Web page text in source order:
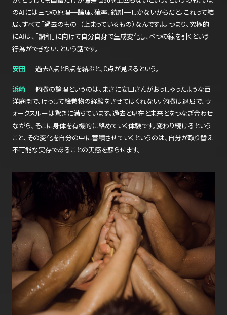
のAIには三つの原理——論理、確率、統計——しかないからだと。これって結
局、すべて「過去のもの」（止まっているもの）なんですよ。つまり、究極的
にAIは、「調和」に向けて自分自身で生成変化し、べつの線を引くという
行為ができない、という話です。
安田 過去A点とB点を結ぶと、C点が見えるという。
浜崎
俯瞰の論理というのは、まさに安田さんがおっしゃったような西
洋庭園で、けっして絵巻物の経験をさせてはくれない。俯瞰は退屈で、ウ
ォークスルーは驚きに満ちています。過去と現在と未来とをつなぎ合わせ
ながら、そこに身体を有機的に絡めていく体験です。変わり続けるという
こと、その変化を自分の中に蓄積させていくというのは、自分が取り替え
不可能な実存であることの実感を蘇らせます。